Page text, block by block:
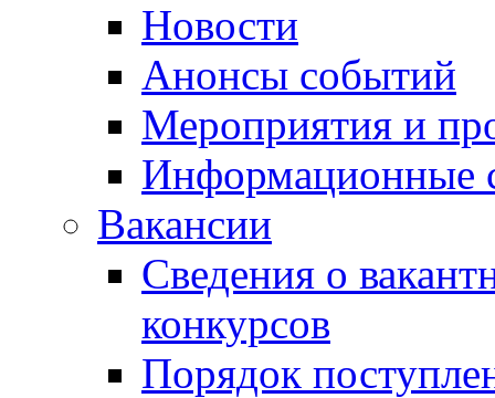
Новости
Анонсы событий
Мероприятия и
Информационные
Вакансии
Сведения о
конкурсов
Порядок